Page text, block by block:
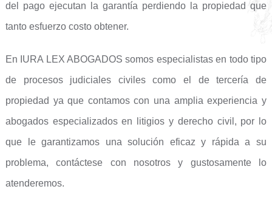
del pago ejecutan la garantía perdiendo la propiedad que
tanto esfuerzo costo obtener.
En IURA LEX ABOGADOS somos especialistas en todo tipo
de procesos judiciales civiles como el de tercería de
propiedad ya que contamos con una amplia experiencia y
abogados especializados en litigios y derecho civil, por lo
que le garantizamos una solución eficaz y rápida a su
problema, contáctese con nosotros y gustosamente lo
atenderemos.